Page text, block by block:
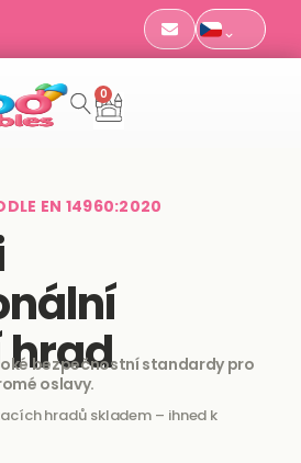
týž den
0
Cart
EN 14960:2020
hrad
bezpečnostní standardy pro
oslavy.
hradů skladem – ihned k